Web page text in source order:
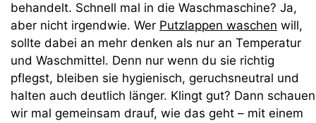
behandelt. Schnell mal in die Waschmaschine? Ja,
aber nicht irgendwie. Wer Putzlappen waschen will,
sollte dabei an mehr denken als nur an Temperatur
und Waschmittel. Denn nur wenn du sie richtig
pflegst, bleiben sie hygienisch, geruchsneutral und
halten auch deutlich länger. Klingt gut? Dann schauen
wir mal gemeinsam drauf, wie das geht – mit einem